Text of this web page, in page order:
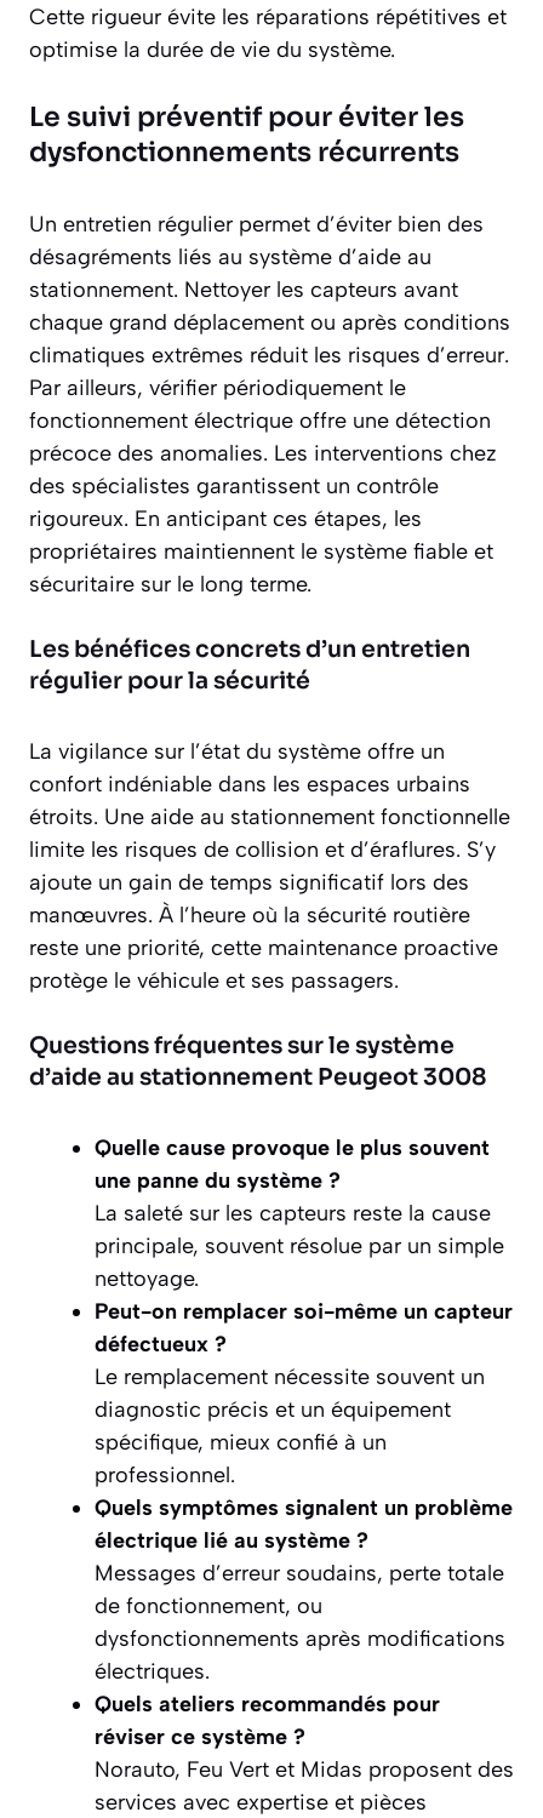
Cette rigueur évite les réparations répétitives et
optimise la durée de vie du système.
Le suivi préventif pour éviter les
dysfonctionnements récurrents
Un entretien régulier permet d’éviter bien des
désagréments liés au système d’aide au
stationnement. Nettoyer les capteurs avant
chaque grand déplacement ou après conditions
climatiques extrêmes réduit les risques d’erreur.
Par ailleurs, vérifier périodiquement le
fonctionnement électrique offre une détection
précoce des anomalies. Les interventions chez
des spécialistes garantissent un contrôle
rigoureux. En anticipant ces étapes, les
propriétaires maintiennent le système fiable et
sécuritaire sur le long terme.
Les bénéfices concrets d’un entretien
régulier pour la sécurité
La vigilance sur l’état du système offre un
confort indéniable dans les espaces urbains
étroits. Une aide au stationnement fonctionnelle
limite les risques de collision et d’éraflures. S’y
ajoute un gain de temps significatif lors des
manœuvres. À l’heure où la sécurité routière
reste une priorité, cette maintenance proactive
protège le véhicule et ses passagers.
Questions fréquentes sur le système
d’aide au stationnement Peugeot 3008
Quelle cause provoque le plus souvent
une panne du système ?
La saleté sur les capteurs reste la cause
principale, souvent résolue par un simple
nettoyage.
Peut-on remplacer soi-même un capteur
défectueux ?
Le remplacement nécessite souvent un
diagnostic précis et un équipement
spécifique, mieux confié à un
professionnel.
Quels symptômes signalent un problème
électrique lié au système ?
Messages d’erreur soudains, perte totale
de fonctionnement, ou
dysfonctionnements après modifications
électriques.
Quels ateliers recommandés pour
réviser ce système ?
Norauto, Feu Vert et Midas proposent des
services avec expertise et pièces